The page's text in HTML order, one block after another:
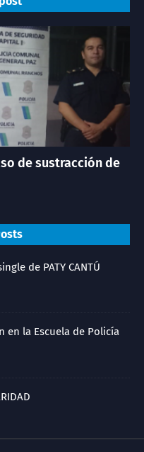
de sustracción de
de PATY CANTÚ
en la Escuela de Policía